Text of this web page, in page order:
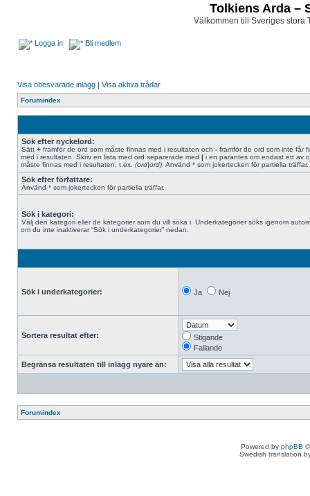
Tolkiens Arda –
Välkommen till Sveriges stora
Logga in Bli medlem
Visa obesvarade inlägg | Visa aktiva trådar
Forumindex
Sök efter nyckelord:
Sätt + framför de ord som måste finnas med i resultaten och - framför de ord som inte får
med i resultaten. Skriv en lista med ord separerade med | i en parantes om endast ett av
måste finnas med i resultaten, t.ex. (ord|ord) . Använd * som jokertecken för partiella träffar.
Sök efter författare:
Använd * som jokertecken för partiella träffar.
Sök i kategori:
Välj den kategori eller de kategorier som du vill söka i. Underkategorier söks igenom
om du inte inaktiverar “Sök i underkategorier” nedan.
Sök i underkategorier: Ja Nej
Sortera resultat efter:
Stigande
Fallande
Begränsa resultaten till inlägg nyare än:
Forumindex
Powered by phpBB
Swedish translation